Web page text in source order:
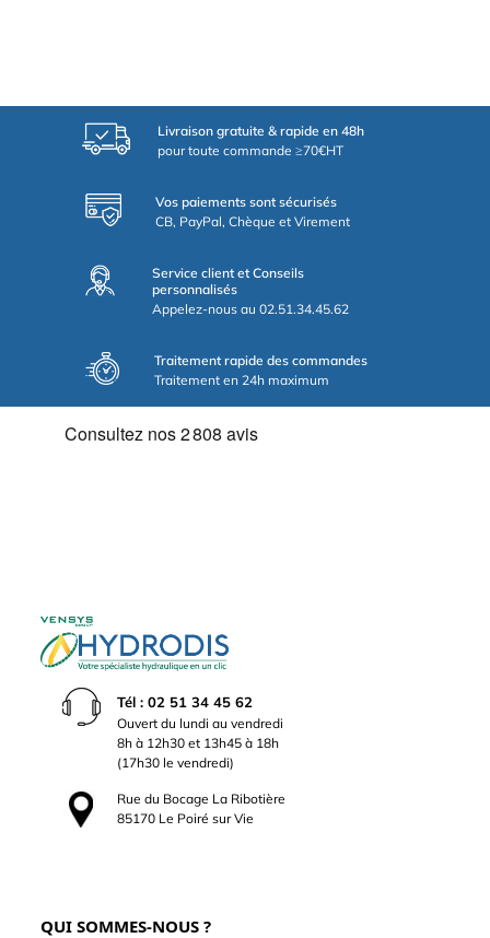
Livraison gratuite & rapide en 48h
pour toute commande ≥70€HT
Vos paiements sont sécurisés
CB, PayPal, Chèque et Virement
Service client et Conseils
personnalisés
Appelez-nous au 02.51.34.45.62
Traitement rapide des commandes
Traitement en 24h maximum
Tél : 02 51 34 45 62
Ouvert du lundi au vendredi
8h à 12h30 et 13h45 à 18h
(17h30 le vendredi)
Rue du Bocage La Ribotière
85170 Le Poiré sur Vie
QUI SOMMES-NOUS ?